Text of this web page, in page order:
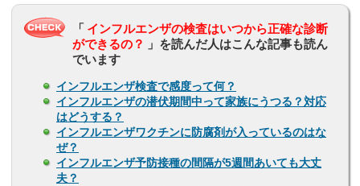
「 インフルエンザの検査はいつから正確な診断
ができるの？
」を読んだ人はこんな記事も読ん
でいます
インフルエンザ検査で感度って何？
インフルエンザの潜伏期間中って家族にうつる？対応
はどうする？
インフルエンザワクチンに防腐剤が入っているのはな
ぜ？
インフルエンザ予防接種の間隔が5週間あいても大丈
夫？